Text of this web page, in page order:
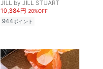
JILL by JILL STUART
10,384円 20%OFF
944ポイント